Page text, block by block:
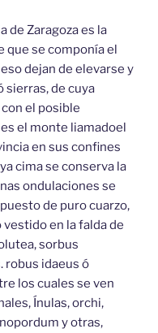
de Zaragoza es la
que se componía el
dejan de elevarse y
sierras, de cuya
el posible
el monte liamadoel
en sus confines
cima se conserva la
ondulaciones se
de puro cuarzo,
vestido en la falda de
sorbus
robus idaeus ó
los cuales se ven
Ínulas, orchi,
y otras,